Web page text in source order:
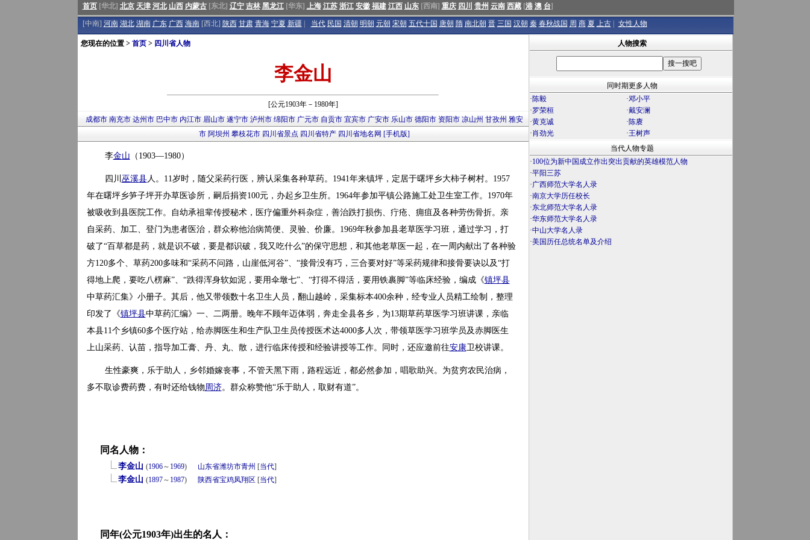
首页[华北] 北京 天津 河北 山西 内蒙古[东北] 辽宁 吉林 黑龙江[华东] 上海 江苏 浙江 安徽 福建 江西 山东[西南] 重庆 四川 贵州 云南 西藏[港 澳 台]
[中南] 河南 湖北 湖南 广东 广西 海南[西北] 陕西 甘肃 青海 宁夏 新疆 当代 民国 清朝 明朝 元朝 宋朝 五代十国 唐朝 隋 南北朝 晋 三国 汉朝 秦 春秋战国 周 商 夏 上古 女性人物
您现在的位置 > 首页> 四川省人物
李金山
[公元1903年－1980年]
成都市 南充市 达州市 巴中市 内江市 眉山市 遂宁市 泸州市 绵阳市 广元市 自贡市 宜宾市 广安市 乐山市 德阳市 资阳市 凉山州 甘孜州 雅安
市 阿坝州 攀枝花市 四川省景点 四川省特产 四川省地名网 [手机版]
李金山 （1903—1980）
四川 巫溪县人。11岁时，随父采药行医，辨认采集各种草药。1941年来镇坪，定居于曙坪乡大柿子树村。1957
年在曙坪乡笋子坪开办草医诊所，嗣后捐资100元，办起乡卫生所。1964年参加平镇公路施工处卫生室工作。1970年
被吸收到县医院工作。自幼承祖辈传授秘术，医疗偏重外科杂症，善治跌打损伤、疔疮、痈疽及各种劳伤骨折。亲
自采药、加工、登门为患者医治，群众称他治病简便、灵验、价廉。1969年秋参加县老草医学习班，通过学习，打
破了“百草都是药，就是识不破，要是都识破，我又吃什么”的保守思想，和其他老草医一起，在一周内献出了各种验
方120多个、草药200多味和“采药不问路，山崖低河谷”、“接骨没有巧，三合要对好”等采药规律和接骨要诀以及“打
得地上爬，要吃八楞麻”、“跌得浑身软如泥，要用伞墩七”、“打得不得活，要用铁裹脚”等临床经验，编成《镇坪县
中草药汇集》小册子。其后，他又带领数十名卫生人员，翻山越岭，采集标本400余种，经专业人员精工绘制，整理
印发了《镇坪县中草药汇编》一、二两册。晚年不顾年迈体弱，奔走全县各乡，为13期草药草医学习班讲课，亲临
本县11个乡镇60多个医疗站，给赤脚医生和生产队卫生员传授医术达4000多人次，带领草医学习班学员及赤脚医生
上山采药、认苗，指导加工膏、丹、丸、散，进行临床传授和经验讲授等工作。同时，还应邀前往安康卫校讲课。
生性豪爽，乐于助人，乡邻婚嫁丧事，不管天黑下雨，路程远近，都必然参加，唱歌助兴。为贫穷农民治病，
多不取诊费药费，有时还给钱物周济。群众称赞他“乐于助人，取财有道”。
同名人物：
李金山 (1906～ 1969) 山东省潍坊市青州 [当代]
李金山 (1897～ 1987) 陕西省宝鸡凤翔区 [当代]
同年(公元1903年)出生的名人：
人物搜索
同时期更多人物
·陈毅 ·邓小平
·罗荣桓 ·戴安澜
·黄克诚 ·陈赓
·肖劲光 ·王树声
当代人物专题
·100位为新中国成立作出突出贡献的英雄模范人物
·平阳三苏
·广西师范大学名人录
·南京大学历任校长
·东北师范大学名人录
·华东师范大学名人录
·中山大学名人录
·美国历任总统名单及介绍